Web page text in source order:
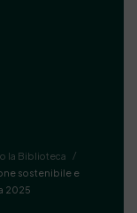
la Biblioteca
/
sostenibile e
2025